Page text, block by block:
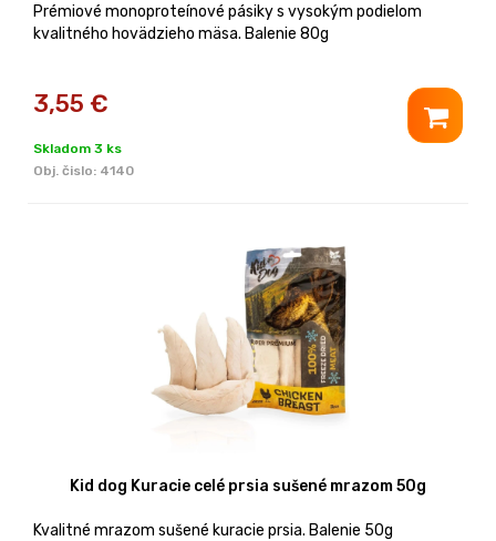
Prémiové monoproteínové pásiky s vysokým podielom
kvalitného hovädzieho mäsa. Balenie 80g
3,55 €
Skladom 3 ks
Obj. čislo: 4140
Kid dog Kuracie celé prsia sušené mrazom 50g
Kvalitné mrazom sušené kuracie prsia. Balenie 50g